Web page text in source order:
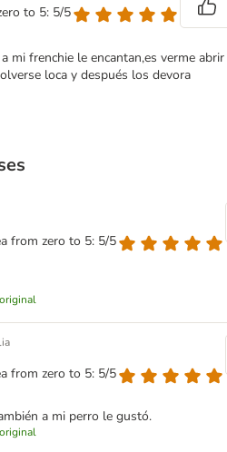
to 5: 5/5
mi frenchie le encantan,es verme abrir
loca y después los devora
from zero to 5: 5/5
from zero to 5: 5/5
a mi perro le gustó.